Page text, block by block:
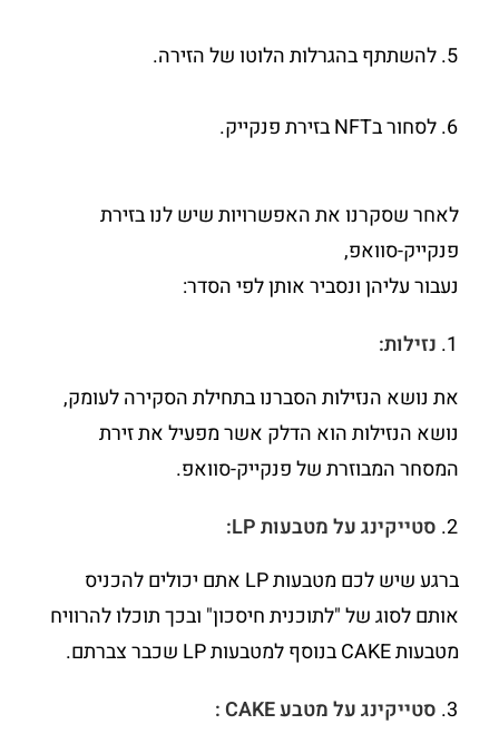
להשתתף בהגרלות הלוטו של הזירה.
לסחור בNFT בזירת פנקייק.
לאחר שסקרנו את האפשרויות שיש לנו בזירת
פנקייק-סוואפ,
נעבור עליהן ונסביר אותן לפי הסדר:
נזילות:
את נושא הנזילות הסברנו בתחילת הסקירה לעומק,
נושא הנזילות הוא הדלק אשר מפעיל את זירת
המסחר המבוזרת של פנקייק-סוואפ.
סטייקינג על מטבעותLP
:
ברגע שיש לכם מטבעות LP אתם יכולים להכניס
אותם לסוג של "לתוכנית חיסכון" ובכך תוכלו להרוויח
מטבעות CAKE בנוסף למטבעות LP שכבר צברתם.
סטייקינג על מטבעCAKE
: